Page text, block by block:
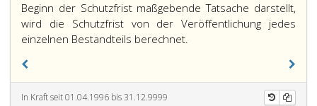
Beginn der Schutzfrist maßgebende Tatsache darstellt,
wird die Schutzfrist von der Veröffentlichung jedes
einzelnen Bestandteils berechnet.
In Kraft seit 01.04.1996 bis 31.12.9999